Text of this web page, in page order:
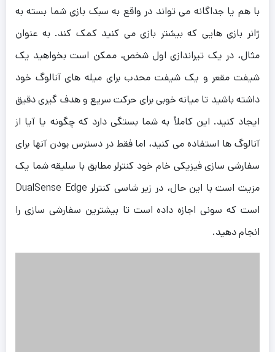
با هم یا جداگانه می تواند در واقع به سبک بازی شما بسته به
ژانر بازی هایی که بیشتر بازی می کنید کمک کند. به عنوان
مثال، در یک تیراندازی اول شخص، ممکن است بخواهید یک
شیفت مقعر و یک شیفت محدب برای میله های آنالوگ خود
داشته باشید تا میانه خوبی برای حرکت سریع و هدف گیری دقیق
ایجاد کنید. این کاملاً به شما بستگی دارد که چگونه یا آیا از
آنالوگ ها استفاده می کنید، اما فقط در دسترس بودن آنها برای
سفارشی سازی فیزیکی خام خود کنترلر مطابق با سلیقه شما یک
مزیت است با این حال، در زیر شاسی کنترلر DualSense Edge
است که سونی اجازه داده است تا بیشترین سفارشی سازی را
انجام دهید.